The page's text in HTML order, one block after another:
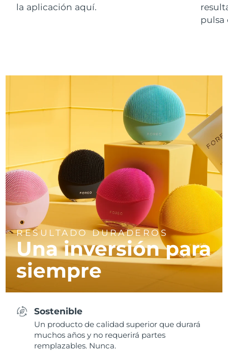
la aplicación aquí.
pulsa
RESULTADO DURADEROS
Una inversión para
siempre
Sostenible
Un producto de calidad superior que durará
muchos años y no requerirá partes
remplazables. Nunca.